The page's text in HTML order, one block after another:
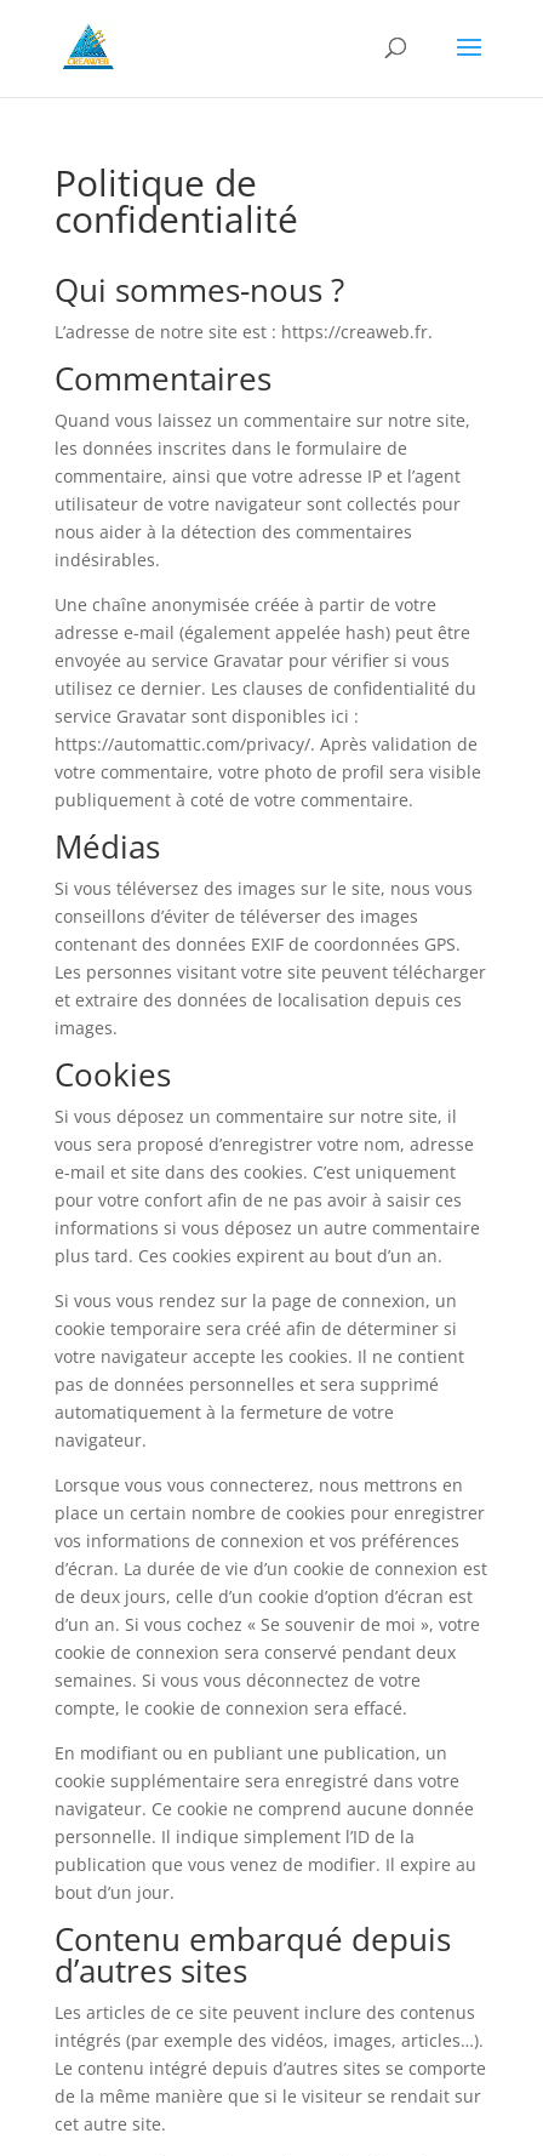
Politique de
confidentialité
Qui sommes-nous ?
L’adresse de notre site est : https://creaweb.fr.
Commentaires
Quand vous laissez un commentaire sur notre site,
les données inscrites dans le formulaire de
commentaire, ainsi que votre adresse IP et l’agent
utilisateur de votre navigateur sont collectés pour
nous aider à la détection des commentaires
indésirables.
Une chaîne anonymisée créée à partir de votre
adresse e-mail (également appelée hash) peut être
envoyée au service Gravatar pour vérifier si vous
utilisez ce dernier. Les clauses de confidentialité du
service Gravatar sont disponibles ici :
https://automattic.com/privacy/. Après validation de
votre commentaire, votre photo de profil sera visible
publiquement à coté de votre commentaire.
Médias
Si vous téléversez des images sur le site, nous vous
conseillons d’éviter de téléverser des images
contenant des données EXIF de coordonnées GPS.
Les personnes visitant votre site peuvent télécharger
et extraire des données de localisation depuis ces
images.
Cookies
Si vous déposez un commentaire sur notre site, il
vous sera proposé d’enregistrer votre nom, adresse
e-mail et site dans des cookies. C’est uniquement
pour votre confort afin de ne pas avoir à saisir ces
informations si vous déposez un autre commentaire
plus tard. Ces cookies expirent au bout d’un an.
Si vous vous rendez sur la page de connexion, un
cookie temporaire sera créé afin de déterminer si
votre navigateur accepte les cookies. Il ne contient
pas de données personnelles et sera supprimé
automatiquement à la fermeture de votre
navigateur.
Lorsque vous vous connecterez, nous mettrons en
place un certain nombre de cookies pour enregistrer
vos informations de connexion et vos préférences
d’écran. La durée de vie d’un cookie de connexion est
de deux jours, celle d’un cookie d’option d’écran est
d’un an. Si vous cochez « Se souvenir de moi », votre
cookie de connexion sera conservé pendant deux
semaines. Si vous vous déconnectez de votre
compte, le cookie de connexion sera effacé.
En modifiant ou en publiant une publication, un
cookie supplémentaire sera enregistré dans votre
navigateur. Ce cookie ne comprend aucune donnée
personnelle. Il indique simplement l’ID de la
publication que vous venez de modifier. Il expire au
bout d’un jour.
Contenu embarqué depuis
d’autres sites
Les articles de ce site peuvent inclure des contenus
intégrés (par exemple des vidéos, images, articles…).
Le contenu intégré depuis d’autres sites se comporte
de la même manière que si le visiteur se rendait sur
cet autre site.